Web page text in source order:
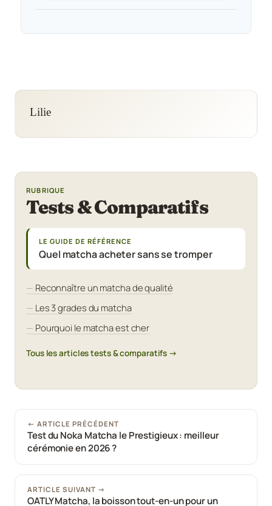
Lilie
RUBRIQUE
Tests & Comparatifs
LE GUIDE DE RÉFÉRENCE
Quel matcha acheter sans se tromper
Reconnaître un matcha de qualité
Les 3 grades du matcha
Pourquoi le matcha est cher
Tous les articles tests & comparatifs →
← ARTICLE PRÉCÉDENT
Test du Noka Matcha le Prestigieux : meilleur
cérémonie en 2026 ?
ARTICLE SUIVANT →
OATLY Matcha, la boisson tout-en-un pour un